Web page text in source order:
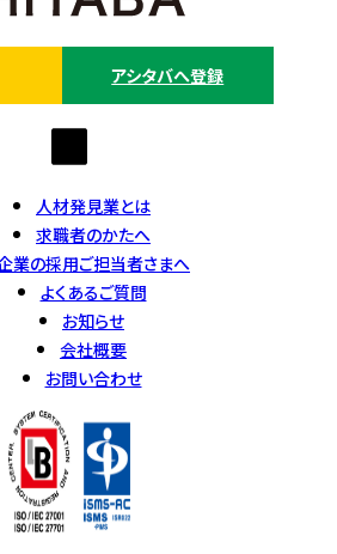
アシタバへ登録
人材発見業とは
求職者のかたへ
業の採用ご担当者さまへ
よくあるご質問
お知らせ
会社概要
お問い合わせ